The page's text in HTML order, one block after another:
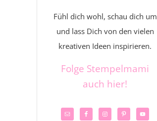
Fühl dich wohl, schau dich um
und lass Dich von den vielen
kreativen Ideen inspirieren.
Folge Stempelmami
auch hier!